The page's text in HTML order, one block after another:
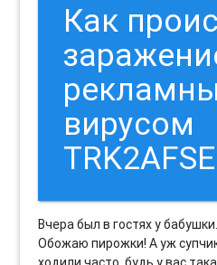
Как
вирусом
Вчера был в гостях у
Обожаю пирожки! А уж